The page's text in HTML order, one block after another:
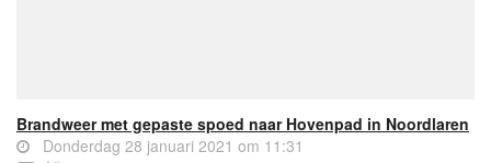
Brandweer met gepaste spoed naar Hovenpad in Noordlaren
Donderdag 28 januari 2021 om 11:31